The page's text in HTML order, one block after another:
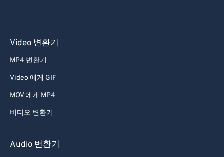
Video 변환기
MP4 변환기
Video 에게 GIF
MOV 에게 MP4
비디오 변환기
Audio 변환기